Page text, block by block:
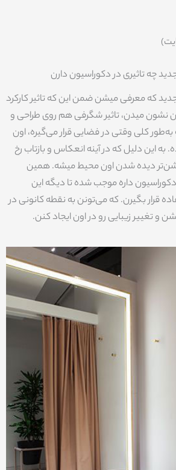
چه تاثیری در دکوراسیون دارن
که معرفی میشن ضمن این که تاثیر کارکرد
نشون میدن، تاثیر شگرفی هم روی طراحی و
به‌طور کلی وقتی در فضایی قرار می‌گیره، اون
به این دلیل که در آینه انعکاس و بازتاب رخ
دیده شدن اون محیط میشه. همین
دکوراسیون داره موجب شده تا دیگه این
قرار بگیرن. که می‌تونن به نقطه کانونی در
تغییر زیبایی رو در اون ایجاد کنن.